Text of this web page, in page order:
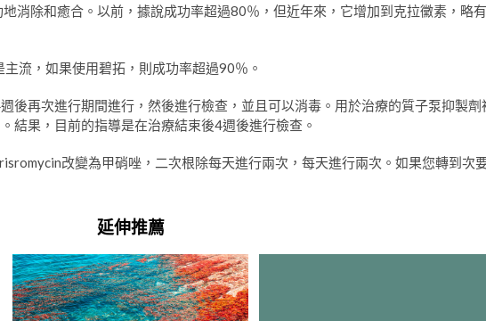
消除和癒合。以前，據說成功率超過80％，但近年來，它增加到克拉黴素，略有
流，如果使用碧拓，則成功率超過90％。
後再次進行期間進行，然後進行檢查，並且可以消毒。用於治療的質子泵抑製劑
結果，目前的指導是在治療結束後4週後進行檢查。
改變為甲硝唑，二次根除每天進行兩次，每天進行兩次。如果您轉到次
延伸推薦